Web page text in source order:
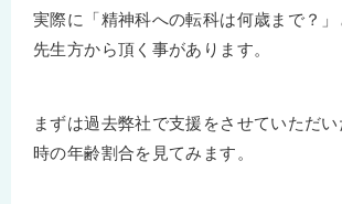
実際に「精神科への転科は何歳まで？
先生方から頂く事があります。
まずは過去弊社で支援をさせていただ
時の年齢割合を見てみます。